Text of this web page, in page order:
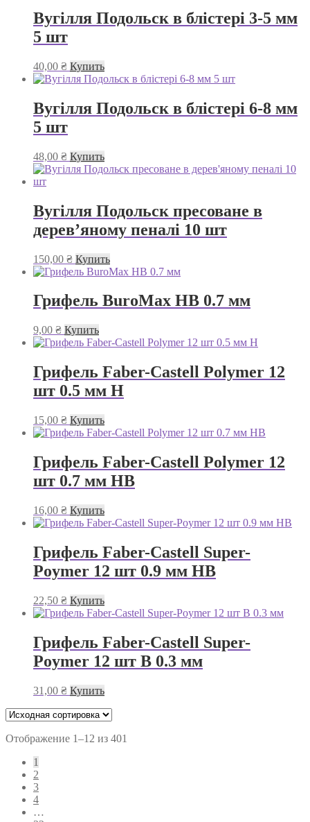
Вугілля Подольск в блістері 3-5 мм
5 шт
40,00 ₴ Купить
Вугілля Подольск в блістері 6-8 мм
5 шт
48,00 ₴ Купить
Вугілля Подольск пресоване в
дерев’яному пеналі 10 шт
150,00 ₴ Купить
Грифель BuroMax HB 0.7 мм
9,00 ₴ Купить
Грифель Faber-Castell Polymer 12
шт 0.5 мм H
15,00 ₴ Купить
Грифель Faber-Castell Polymer 12
шт 0.7 мм HB
16,00 ₴ Купить
Грифель Faber-Castell Super-
Poymer 12 шт 0.9 мм HB
22,50 ₴ Купить
Грифель Faber-Castell Super-
Poymer 12 шт B 0.3 мм
31,00 ₴ Купить
Отображение 1–12 из 401
1
2
3
4
…